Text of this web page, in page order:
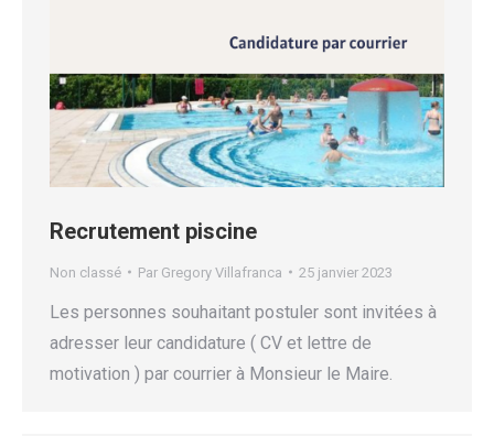
Recrutement piscine
Non classé Par Gregory Villafranca 25 janvier 2023
Les personnes souhaitant postuler sont invitées à
adresser leur candidature ( CV et lettre de
motivation ) par courrier à Monsieur le Maire.